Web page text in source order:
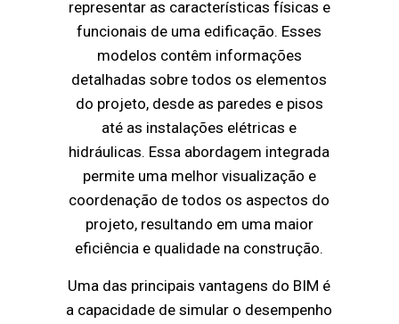
representar as características físicas e
funcionais de uma edificação. Esses
modelos contêm informações
detalhadas sobre todos os elementos
do projeto, desde as paredes e pisos
até as instalações elétricas e
hidráulicas. Essa abordagem integrada
permite uma melhor visualização e
coordenação de todos os aspectos do
projeto, resultando em uma maior
eficiência e qualidade na construção.
Uma das principais vantagens do BIM é
a capacidade de simular o desempenho